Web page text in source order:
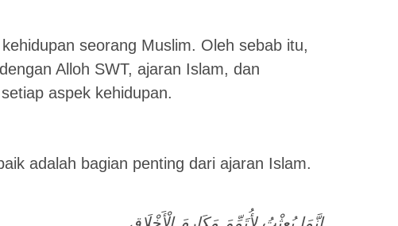
seorang Muslim. Oleh sebab itu,
Alloh SWT, ajaran Islam, dan
aspek kehidupan.
adalah bagian penting dari ajaran Islam.
إِنَّمَا بُعِثْتُ لِأُتَمِّمَ مَكَارِمَ الْأَخْلَاقِ